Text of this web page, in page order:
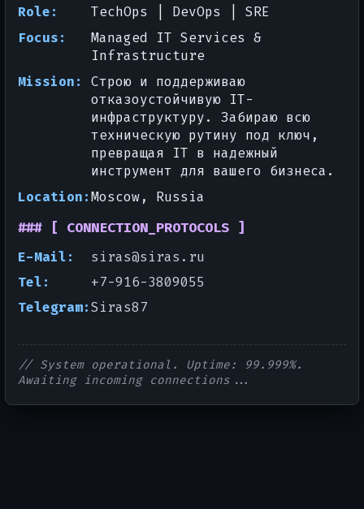
Role:
TechOps | DevOps | SRE
Focus:
Managed IT Services &
Infrastructure
Mission:
Строю и поддерживаю
отказоустойчивую IT-
инфраструктуру. Забираю всю
техническую рутину под ключ,
превращая IT в надежный
инструмент для вашего бизнеса.
Location:Moscow, Russia
### [ CONNECTION_PROTOCOLS ]
E-Mail:
siras@siras.ru
Tel:
+7-916-3809055
Telegram:Siras87
// System operational. Uptime: 99.999%.
Awaiting incoming connections...